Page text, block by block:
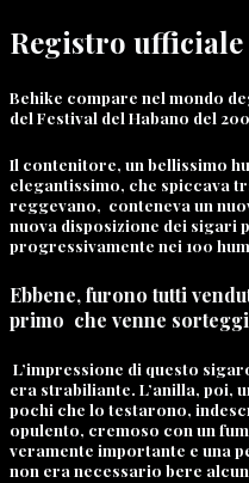
Registro
Behike compare nel mondo
del Festival del Habano del
Il contenitore, un bellissimo
elegantissimo, che spiccava
reggevano, conteneva un
nuova disposizione dei sigari
progressivamente nei 100
Ebbene, furono tutti
primo che venne
L’impressione di questo
era strabiliante. L’anilla, poi,
pochi che lo testarono,
opulento, cremoso con un
veramente importante e una
non era necessario bere